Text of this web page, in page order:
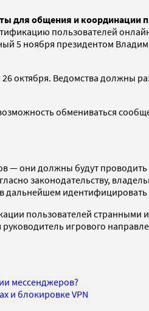
для общения и координации
пользователей
5 ноября президентом
октября. Ведомства должны
обмениваться
— они должны будут
законодательству,
идентифицировать
пользователей странными
игрового
мессенджеров?
и блокировке VPN